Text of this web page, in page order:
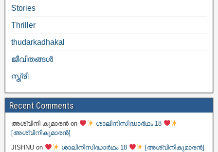
Stories
Thriller
thudarkadhakal
ജീവിതങ്ങള്‍
സ്ത്രീ
Recent Comments
അശ്വിനി കുമാരൻ on
ശാലിനിസിദ്ധാർഥം 18
[അശ്വിനികുമാരൻ]
JISHNU on ശാലിനിസിദ്ധാർഥം 18
[അശ്വിനികുമാരൻ]